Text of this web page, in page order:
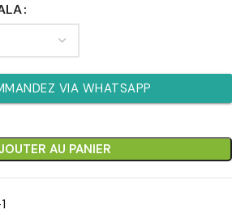
AU PANIER
VIA WHATSAPP